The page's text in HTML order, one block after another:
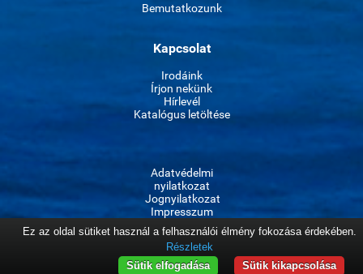
Bemutatkozunk
Kapcsolat
Irodáink
Írjon nekünk
Hírlevél
Katalógus letöltése
Adatvédelmi
nyilatkozat
Jognyilatkozat
Impresszum
Ez az oldal sütiket használ a felhasználói élmény fokozása érdekében.
Részletek
Sütik kikapcsolása
Sütik elfogadása